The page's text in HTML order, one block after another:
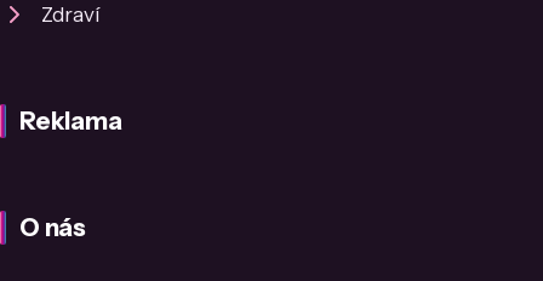
Zdraví
Reklama
O nás